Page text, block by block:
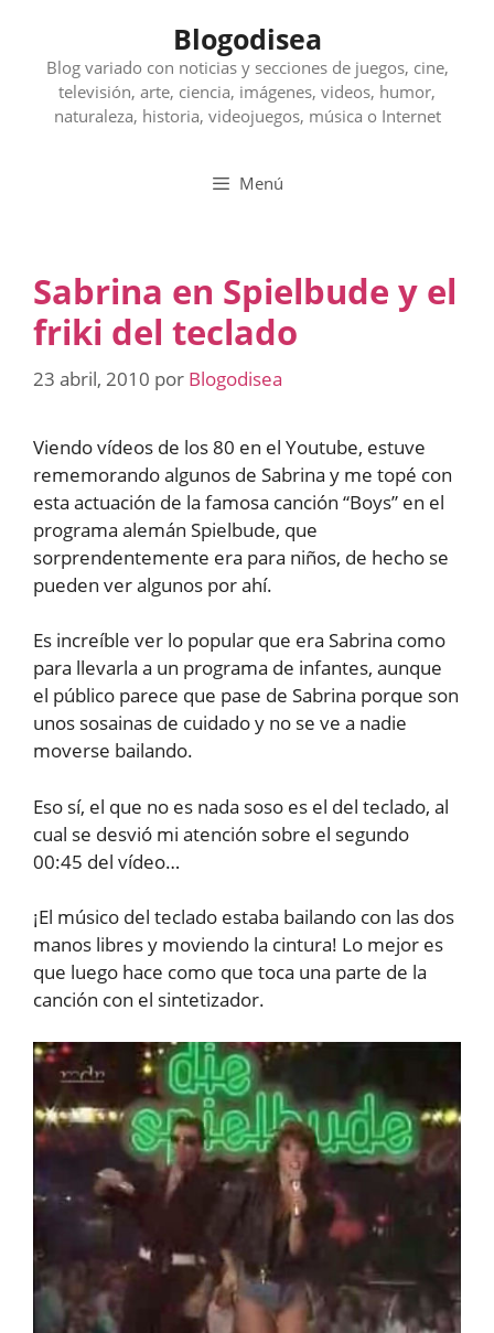
contenido
Blogodisea
Blog variado con noticias y secciones de juegos, cine,
televisión, arte, ciencia, imágenes, videos, humor,
naturaleza, historia, videojuegos, música o Internet
Menú
Sabrina en Spielbude y el
friki del teclado
23 abril, 2010 por Blogodisea
Viendo vídeos de los 80 en el Youtube, estuve
rememorando algunos de Sabrina y me topé con
esta actuación de la famosa canción “Boys” en el
programa alemán Spielbude, que
sorprendentemente era para niños, de hecho se
pueden ver algunos por ahí.
Es increíble ver lo popular que era Sabrina como
para llevarla a un programa de infantes, aunque
el público parece que pase de Sabrina porque son
unos sosainas de cuidado y no se ve a nadie
moverse bailando.
Eso sí, el que no es nada soso es el del teclado, al
cual se desvió mi atención sobre el segundo
00:45 del vídeo…
¡El músico del teclado estaba bailando con las dos
manos libres y moviendo la cintura! Lo mejor es
que luego hace como que toca una parte de la
canción con el sintetizador.